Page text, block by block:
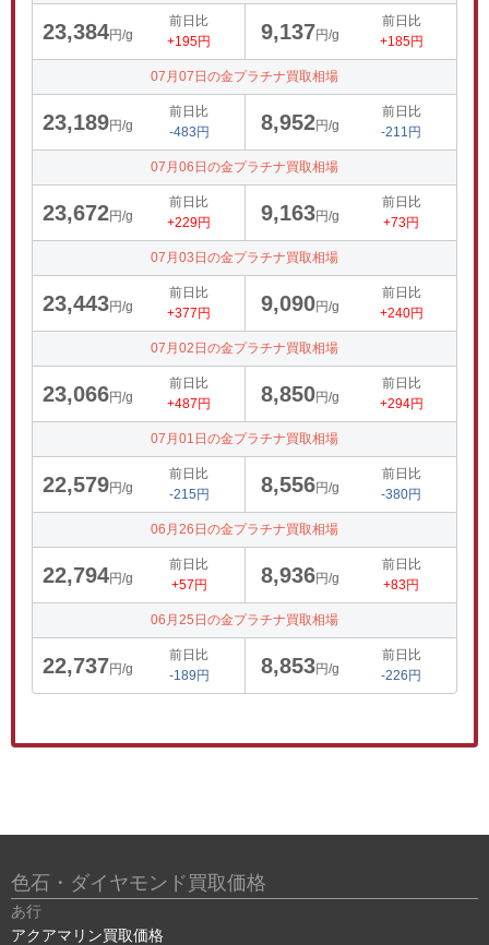
23,384円/g
前日比
+195円
9,137円/g
前日比
+185円
07月07日の金プラチナ買取相場
23,189円/g
前日比
-483円
8,952円/g
前日比
-211円
07月06日の金プラチナ買取相場
23,672円/g
前日比
+229円
9,163円/g
前日比
+73円
07月03日の金プラチナ買取相場
23,443円/g
前日比
+377円
9,090円/g
前日比
+240円
07月02日の金プラチナ買取相場
23,066円/g
前日比
+487円
8,850円/g
前日比
+294円
07月01日の金プラチナ買取相場
22,579円/g
前日比
-215円
8,556円/g
前日比
-380円
06月26日の金プラチナ買取相場
22,794円/g
前日比
+57円
8,936円/g
前日比
+83円
06月25日の金プラチナ買取相場
22,737円/g
前日比
-189円
8,853円/g
前日比
-226円
色石・ダイヤモンド買取価格
あ行
アクアマリン買取価格